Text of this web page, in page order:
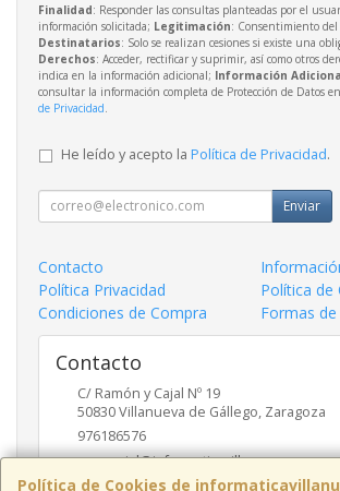
Política de Cookies de
Finalidad: Responder las consultas planteadas por el
información solicitada; Legitimación: Consentimiento
Destinatarios: Solo se realizan cesiones si existe una
Derechos: Acceder, rectificar y suprimir, así como otros
indica en la información adicional; Información
consultar la información completa de Protección de Datos
de Privacidad
He leído y acepto la Política de Privacidad.
Enviar
Contacto
Política Privacidad
Política de
Condiciones de Compra
Formas
Contacto
C/ Ramón y Cajal Nº 19
50830Villanueva de Gállego, Zaragoza
976186576
comercial@informaticavillanueva.com